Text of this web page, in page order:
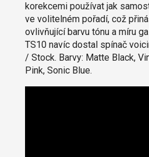
korekcemi používat jak
ve volitelném pořadí, což
ovlivňující barvu tónu a míru
TS10 navíc dostal spínač
/ Stock. Barvy: Matte Black,
Pink, Sonic Blue.